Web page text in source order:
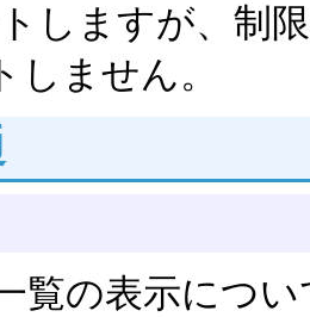
しますが、制
しません。
覧の表示につい